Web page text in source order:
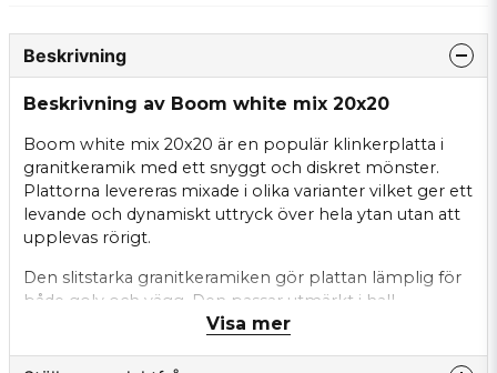
Beskrivning
Beskrivning av Boom white mix 20x20
Boom white mix 20x20 är en populär klinkerplatta i
granitkeramik med ett snyggt och diskret mönster.
Plattorna levereras mixade i olika varianter vilket ger ett
levande och dynamiskt uttryck över hela ytan utan att
upplevas rörigt.
Den slitstarka granitkeramiken gör plattan lämplig för
både golv och vägg. Den passar utmärkt i hall,
vardagsrum, kök och uterum men fungerar även som
Visa mer